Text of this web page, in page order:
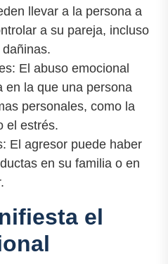
llevar a la persona a
a su pareja, incluso
El abuso emocional
en la que una persona
personales, como la
el estrés.
El agresor puede haber
en su familia o en
el